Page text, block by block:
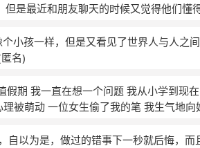
是最近和朋友聊天的时候又觉得他们懂
待的告诉别人的时候，我只学会了皮毛
时候因为成绩差不快乐，现在又因为社
小孩一样，但是又看见了世界人与人之
名)
期 我一直在想一个问题 我从小学到现
被萌动 一位女生偷了我的笔 我生气地向
现在都没答复 我是一个内向 喜欢用实
自以为是，做过的错事下一秒就后悔，而